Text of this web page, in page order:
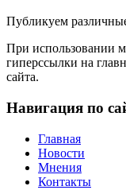
Публикуем
При использовании
гиперссылки на
сайта.
Навигация по
Главная
Новости
Мнения
Контакты